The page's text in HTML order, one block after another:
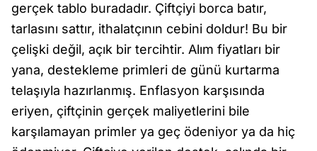
gerçek tablo buradadır. Çiftçiyi borca batır,
tarlasını sattır, ithalatçının cebini doldur! Bu bir
çelişki değil, açık bir tercihtir. Alım fiyatları bir
yana, destekleme primleri de günü kurtarma
telaşıyla hazırlanmış. Enflasyon karşısında
eriyen, çiftçinin gerçek maliyetlerini bile
karşılamayan primler ya geç ödeniyor ya da hiç